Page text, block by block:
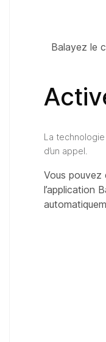
Balayez le
La technologie
d’un appel.
Vous pouvez
l’application